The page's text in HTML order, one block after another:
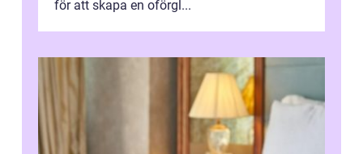
för att skapa en oförgl...